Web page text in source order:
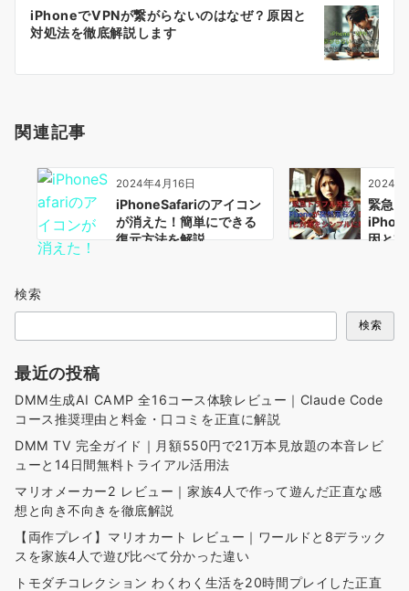
ン
iPhoneでVPNが繋がらないのはなぜ？原因と
対処法を徹底解説します
関連記事
2024年4月16日
iPhoneSafariのアイコン
が消えた！簡単にできる
復元方法を解説
2024年
緊急
因と
検索
検索
最近の投稿
DMM生成AI CAMP 全16コース体験レビュー｜Claude Code
コース推奨理由と料金・口コミを正直に解説
DMM TV 完全ガイド｜月額550円で21万本見放題の本音レビ
ューと14日間無料トライアル活用法
マリオメーカー2 レビュー｜家族4人で作って遊んだ正直な感
想と向き不向きを徹底解説
【両作プレイ】マリオカート レビュー｜ワールドと8デラック
スを家族4人で遊び比べて分かった違い
トモダチコレクション わくわく生活を20時間プレイした正直